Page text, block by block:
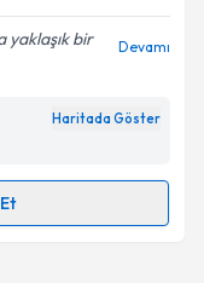
Aydınlatma
belirtilen
bir
Devamı
Haritada Göster